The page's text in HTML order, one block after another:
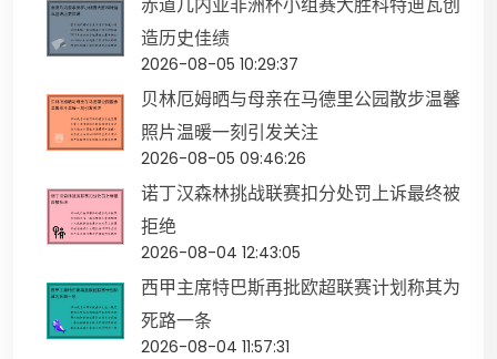
造历史佳绩
2026-08-05 10:29:37
贝林厄姆晒与母亲在马德里公园散步温馨
照片温暖一刻引发关注
2026-08-05 09:46:26
诺丁汉森林挑战联赛扣分处罚上诉最终被
拒绝
2026-08-04 12:43:05
西甲主席特巴斯再批欧超联赛计划称其为
死路一条
2026-08-04 11:57:31